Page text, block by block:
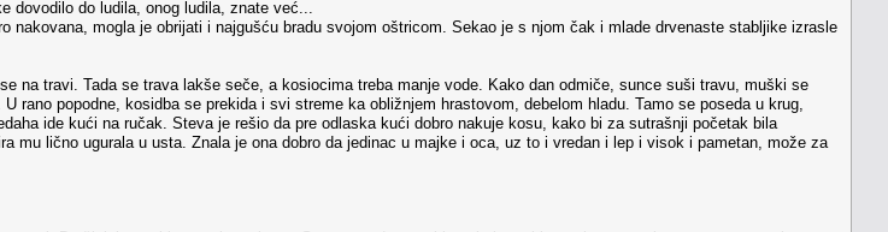
dovodilo do ludila, onog ludila, znate već...
nakovana, mogla je obrijati i najgušću bradu svojom oštricom. Sekao je s njom čak i mlade drvenaste stabljike izrasle
na travi. Tada se trava lakše seče, a kosiocima treba manje vode. Kako dan odmiče, sunce suši travu, muški se
popodne, kosidba se prekida i svi streme ka obližnjem hrastovom, debelom hladu. Tamo se poseda u krug,
ide kući na ručak. Steva je rešio da pre odlaska kući dobro nakuje kosu, kako bi za sutrašnji početak bila
mu lično ugurala u usta. Znala je ona dobro da jedinac u majke i oca, uz to i vredan i lep i visok i pametan, može za